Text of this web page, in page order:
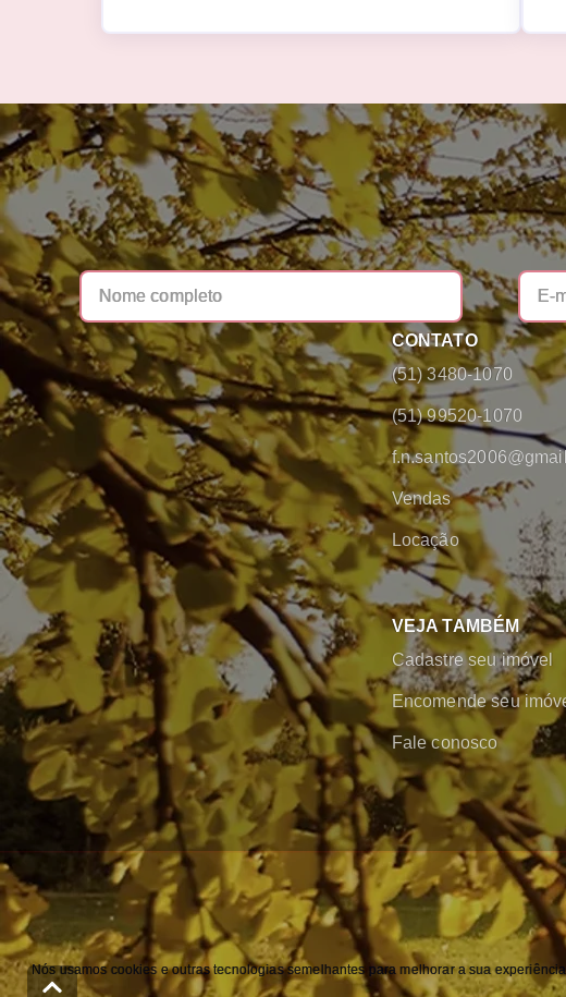
CONTATO
(51) 3480-1070
(51) 99520-1070
Vendas
Locação
VEJA TAMBÉM
Cadastre seu imóvel
Encomende seu
Fale conosco
Nós usamos cookies e outras tecnologias semelhantes para melhorar a sua